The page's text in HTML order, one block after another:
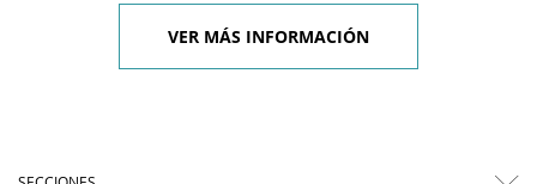
VER MÁS INFORMACIÓN